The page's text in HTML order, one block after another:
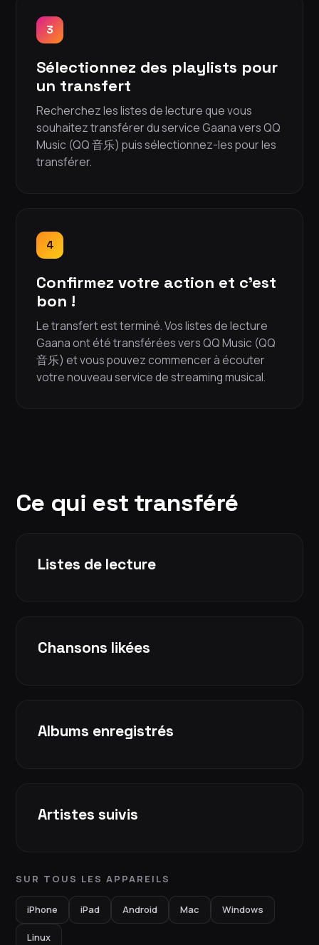
3
Sélectionnez des playlists pour
un transfert
Recherchez les listes de lecture que vous
souhaitez transférer du service Gaana vers QQ
Music (QQ 音乐) puis sélectionnez-les pour les
transférer.
4
Confirmez votre action et c'est
bon !
Le transfert est terminé. Vos listes de lecture
Gaana ont été transférées vers QQ Music (QQ
音乐) et vous pouvez commencer à écouter
votre nouveau service de streaming musical.
Ce qui est transféré
Listes de lecture
Chansons likées
Albums enregistrés
Artistes suivis
SUR TOUS LES APPAREILS
iPhone iPad Android Mac Windows
Linux